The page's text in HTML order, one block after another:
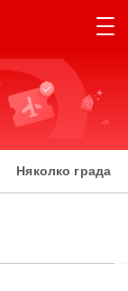
Няколко града